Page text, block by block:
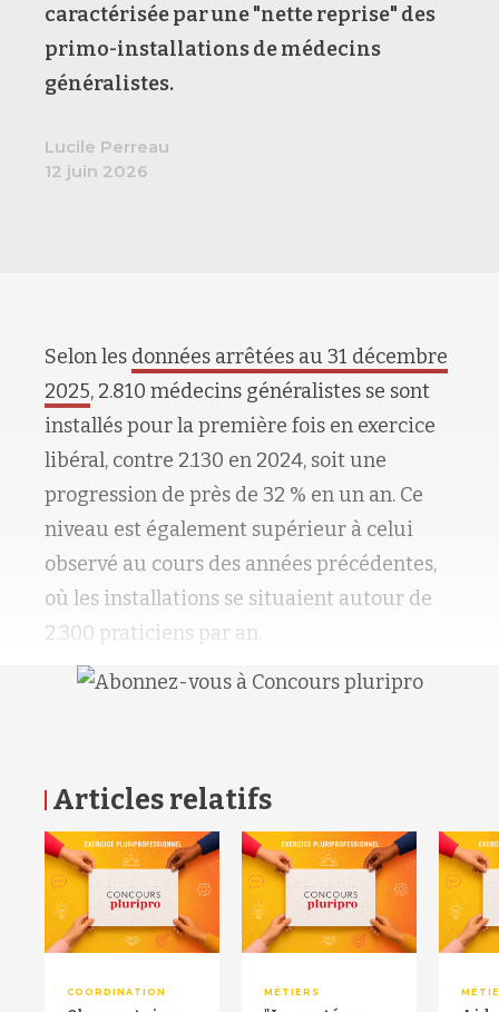
caractérisée par une "nette reprise" des
primo-installations de médecins
généralistes.
Lucile Perreau
12 juin 2026
Selon les données arrêtées au 31 décembre
2025, 2.810 médecins généralistes se sont
installés pour la première fois en exercice
libéral, contre 2.130 en 2024, soit une
progression de près de 32 % en un an. Ce
niveau est également supérieur à celui
observé au cours des années précédentes,
où les installations se situaient autour de
2.300 praticiens par an.
Articles relatifs
COORDINATION MÉTIERS
RETOUR HAUT DE PAGE